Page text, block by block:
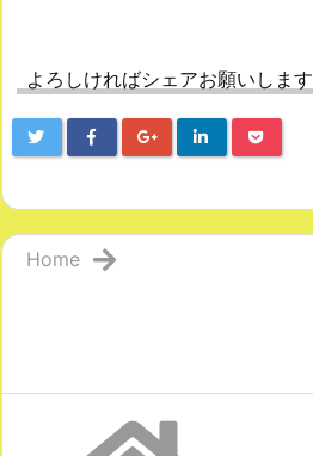
よろしければシェアお願いします
Home